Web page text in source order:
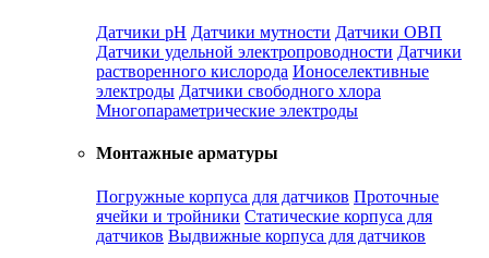
Датчики рН Датчики мутности Датчики ОВП
Датчики удельной электропроводности Датчики
растворенного кислорода Ионоселективные
электроды Датчики свободного хлора
Многопараметрические электроды
Монтажные арматуры
Погружные корпуса для датчиков Проточные
ячейки и тройники Статические корпуса для
датчиков Выдвижные корпуса для датчиков